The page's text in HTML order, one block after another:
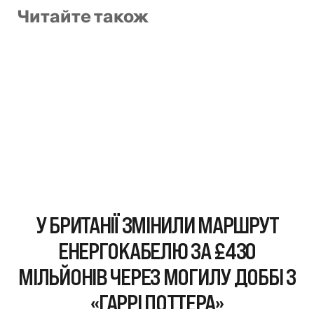
Читайте також
У БРИТАНІЇ ЗМІНИЛИ МАРШРУТ
ЕНЕРГОКАБЕЛЮ ЗА £430
МІЛЬЙОНІВ ЧЕРЕЗ МОГИЛУ ДОББІ З
«ГАРРІ ПОТТЕРА»